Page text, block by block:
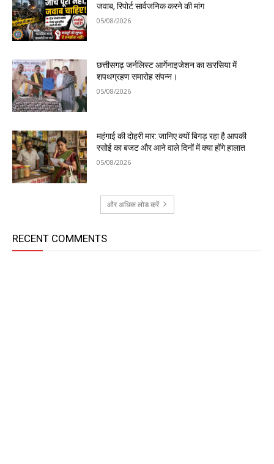
जवाब, रिपोर्ट सार्वजनिक करने की मांग
05/08/2026
छत्तीसगढ़ जर्नलिस्ट आर्गेनाइजेशन का खरसिया में
शपथग्रहण समारोह संपन्न।
05/08/2026
महंगाई की दोहरी मार: जानिए क्यों बिगड़ रहा है आपकी
रसोई का बजट और आने वाले दिनों में क्या होंगे हालात
05/08/2026
और अधिक लोड करें
RECENT COMMENTS